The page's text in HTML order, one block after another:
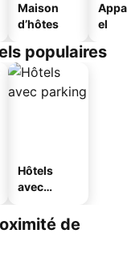
Maison
d’hôtes
el
populaires
Hôtels
avec
de